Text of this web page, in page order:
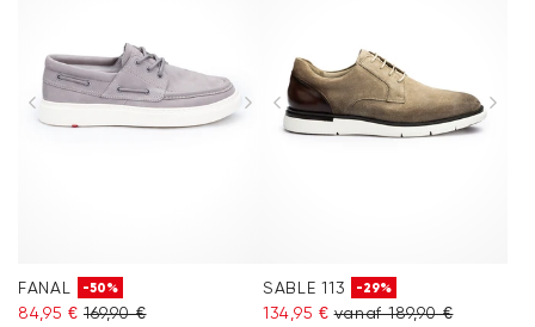
FANAL -50%
84,95 € 169,90 €
SABLE 113 -29%
134,95 € vanaf 189,90 €